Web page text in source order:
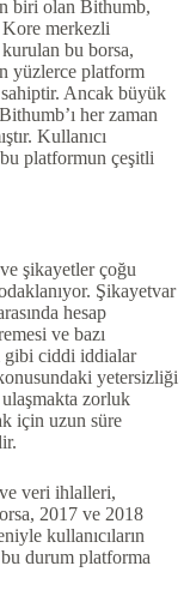
biri olan Bithumb,
merkezli
bu borsa,
yüzlerce platform
Ancak büyük
her zaman
Kullanıcı
platformun çeşitli
şikayetler çoğu
Şikayetvar
hesap
ve bazı
gibi ciddi iddialar
yetersizliği
ulaşmakta zorluk
için uzun süre
veri ihlalleri,
2017 ve 2018
kullanıcıların
durum platforma